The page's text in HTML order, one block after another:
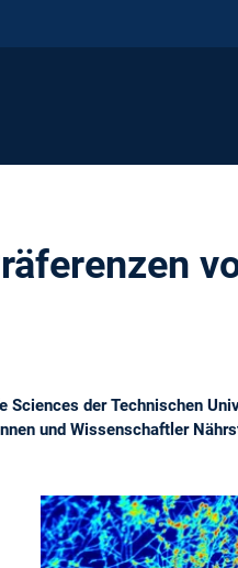
der Technischen
und Wissenschaftler